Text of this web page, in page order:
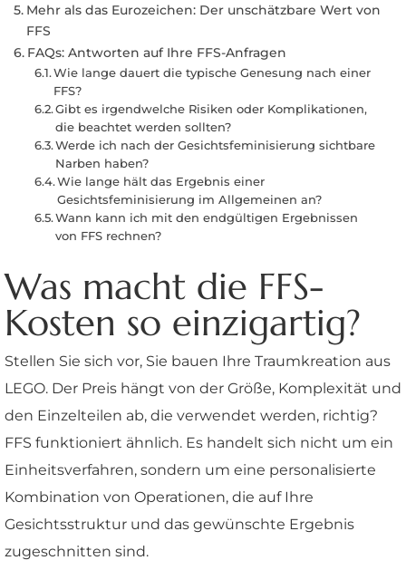
Mehr als das Eurozeichen: Der unschätzbare Wert von
FFS
FAQs: Antworten auf Ihre FFS-Anfragen
Wie lange dauert die typische Genesung nach einer
FFS?
Gibt es irgendwelche Risiken oder Komplikationen,
die beachtet werden sollten?
Werde ich nach der Gesichtsfeminisierung sichtbare
Narben haben?
Wie lange hält das Ergebnis einer
Gesichtsfeminisierung im Allgemeinen an?
Wann kann ich mit den endgültigen Ergebnissen
von FFS rechnen?
Was macht die FFS-
Kosten so einzigartig?
Stellen Sie sich vor, Sie bauen Ihre Traumkreation aus
LEGO. Der Preis hängt von der Größe, Komplexität und
den Einzelteilen ab, die verwendet werden, richtig?
FFS funktioniert ähnlich. Es handelt sich nicht um ein
Einheitsverfahren, sondern um eine personalisierte
Kombination von Operationen, die auf Ihre
Gesichtsstruktur und das gewünschte Ergebnis
zugeschnitten sind.